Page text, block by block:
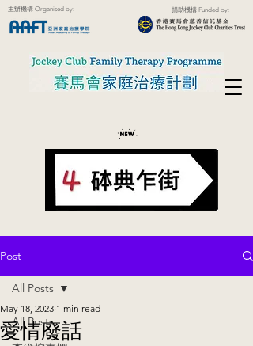
主辦機構 Organised by: 捐助機構 Funded by:
Post
All Posts
All Posts
愛情廢話
May 18, 2023 1 min read